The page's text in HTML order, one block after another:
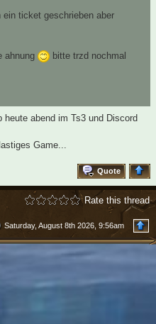
ticket geschrieben aber
ahnung
bitte trzd nochmal
abend im Ts3 und Discord
Game...
Quote
Rate this thread
Saturday, August 8th 2026, 9:56am